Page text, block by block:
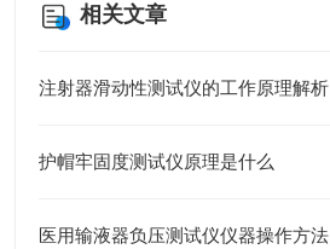
相关文章
注射器滑动性测试仪的工作原理解析
护帽牢固度测试仪原理是什么
医用输液器负压测试仪仪器操作方法